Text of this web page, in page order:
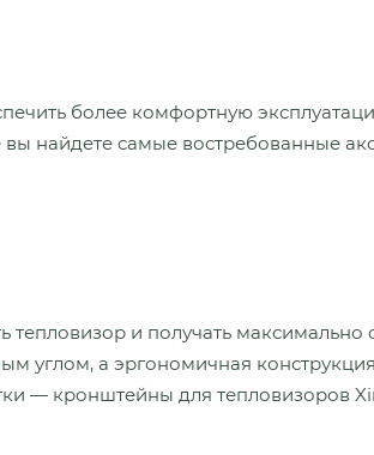
более комфортную
найдете самые востребованные
и получать максимально
углом, а эргономичная
— кронштейны для тепловизоров